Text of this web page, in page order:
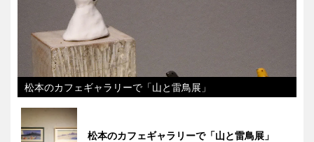
松本のカフェギャラリーで「山と雷鳥展」
松本のカフェギャラリーで「山と雷鳥展」